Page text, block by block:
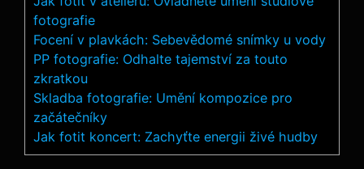
fotografie
Focení v plavkách: Sebevědomé snímky u vody
PP fotografie: Odhalte tajemství za touto
zkratkou
Skladba fotografie: Umění kompozice pro
začátečníky
Jak fotit koncert: Zachyťte energii živé hudby